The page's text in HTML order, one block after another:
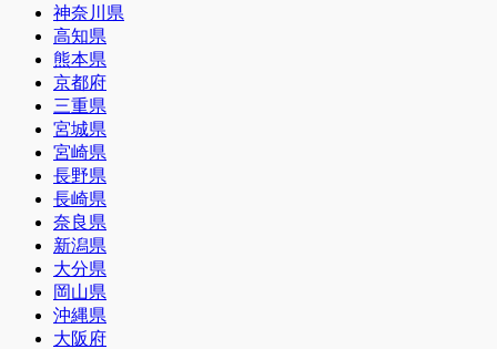
神奈川県
高知県
熊本県
京都府
三重県
宮城県
宮崎県
長野県
長崎県
奈良県
新潟県
大分県
岡山県
沖縄県
大阪府